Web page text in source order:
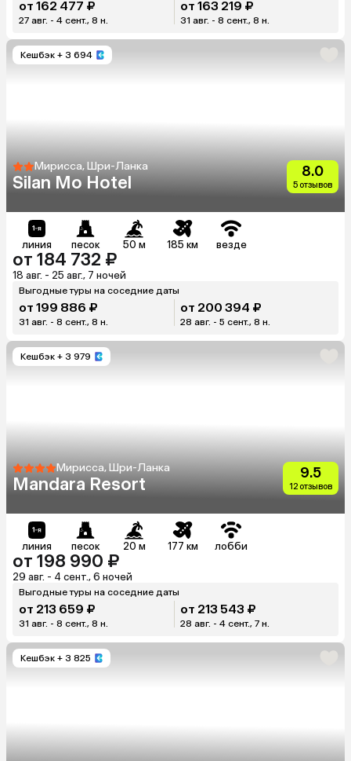
от 162 477 ₽
27 авг. - 4 сент., 8 н.
от 163 219 ₽
31 авг. - 8 сент., 8 н.
Кешбэк + 3 694
Мирисса, Шри-Ланка
Silan Mo Hotel
8.0
5 отзывов
линия песок 50 м 185 км везде
от 184 732 ₽
18 авг. - 25 авг., 7 ночей
Выгодные туры на соседние даты
от 199 886 ₽
31 авг. - 8 сент., 8 н.
от 200 394 ₽
28 авг. - 5 сент., 8 н.
Кешбэк + 3 979
Мирисса, Шри-Ланка
Mandara Resort
9.5
12 отзывов
линия песок 20 м 177 км лобби
от 198 990 ₽
29 авг. - 4 сент., 6 ночей
Выгодные туры на соседние даты
от 213 659 ₽
31 авг. - 8 сент., 8 н.
от 213 543 ₽
28 авг. - 4 сент., 7 н.
Кешбэк + 3 825